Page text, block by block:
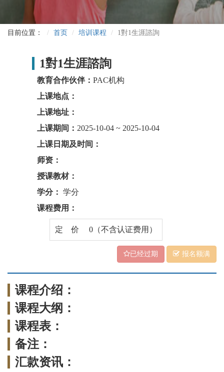
目前位置： 首页 培训课程 1對1生涯諮詢
1對1生涯諮詢
教育合作伙伴： PAC机构
上课地点：
上课地址：
上课期间： 2025-10-04 ~ 2025-10-04
上课日期及时间：
师资：
授课教材：
学分： 学分
课程费用：
定 价 0（不含认证费用）
已经过期 报名额满
课程介绍：
课程大纲：
课程表：
备注：
汇款资讯：